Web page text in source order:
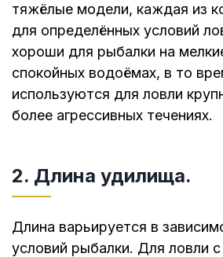
тяжёлые модели, каждая из
для определённых условий
хороши для рыбалки на
спокойных водоёмах, в то
используются для ловли
более агрессивных течениях.
2. Длина удилища.
Длина варьируется в
условий рыбалки. Для ловли с